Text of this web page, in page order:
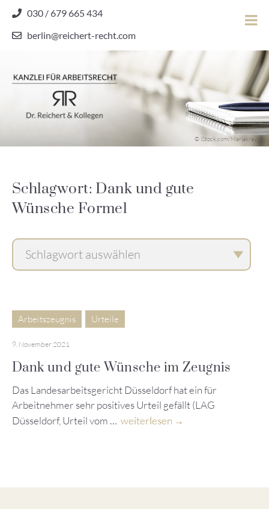
content
030 / 679 665 434
berlin@reichert-recht.com
Dr.
Reichert
Arbeitsrecht
© iStock.com/Mariakray
Schlagwort: Dank und gute
Wünsche Formel
Arbeitszeugnis Urteile
9. November 2021
Dank und gute Wünsche im Zeugnis
Das Landesarbeitsgericht Düsseldorf hat ein für
Arbeitnehmer sehr positives Urteil gefällt (LAG
Düsseldorf, Urteil vom … weiterlesen